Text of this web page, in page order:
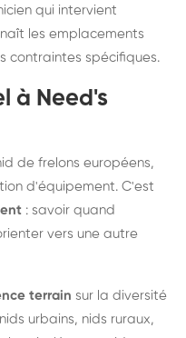
qui intervient
les emplacements
contraintes spécifiques.
à Need's
de frelons européens,
d'équipement. C'est
: savoir quand
vers une autre
terrain sur la diversité
urbains, nids ruraux,